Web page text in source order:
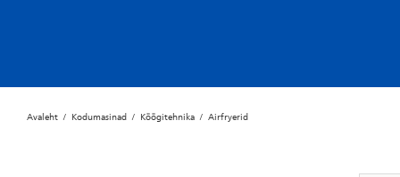
Avaleht Kodumasinad Köögitehnika Airfryerid